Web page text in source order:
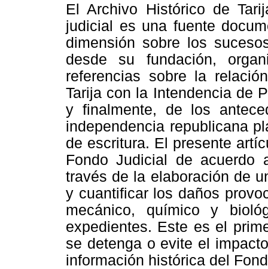
El Archivo Histórico de
judicial es una fuente
dimensión sobre los
desde su fundación,
referencias sobre la
Tarija con la Intendencia de
y finalmente, de los
independencia republicana
de escritura. El presente
Fondo Judicial de acuerdo
través de la elaboración de
y cuantificar los daños
mecánico, químico y
expedientes. Este es el
se detenga o evite el
información histórica del